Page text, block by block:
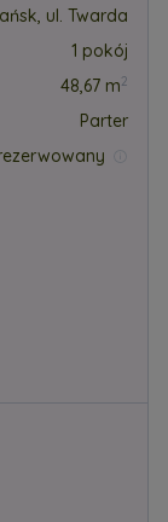
ul. Twarda
1 pokój
48,67 m2
Parter
znacznego